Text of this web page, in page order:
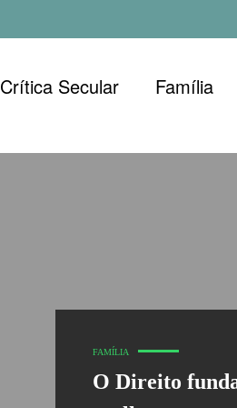
Crítica Secular Família
FAMÍLIA
O Direito